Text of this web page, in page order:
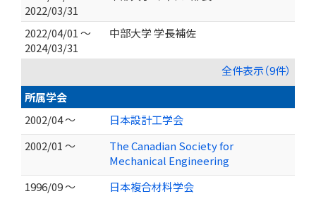
2022/03/31
2022/04/01 ～
2024/03/31
中部大学 学長補佐
全件表示（9件）
所属学会
2002/04 ～
日本設計工学会
2002/01 ～
The Canadian Society for
Mechanical Engineering
1996/09 ～
日本複合材料学会